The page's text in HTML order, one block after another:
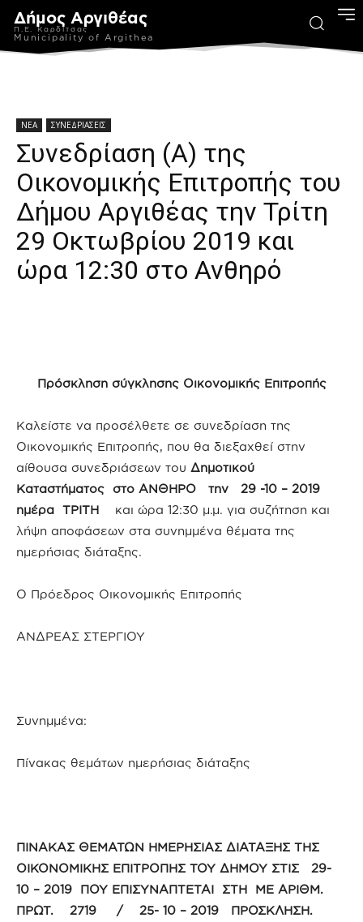
Δήμος Αργιθέας
Π.Ε. Καρδίτσας
Municipality of Argithea
ΝΕΑ ΣΥΝΕΔΡΙΑΣΕΙΣ
Συνεδρίαση (Α) της
Οικονομικής Επιτροπής του
Δήμου Αργιθέας την Τρίτη
29 Οκτωβρίου 2019 και
ώρα 12:30 στο Ανθηρό
Πρόσκληση σύγκλησης Οικονομικής Επιτροπής
Καλείστε να προσέλθετε σε συνεδρίαση της
Οικονομικής Επιτροπής, που θα διεξαχθεί στην
αίθουσα συνεδριάσεων του Δημοτικού
Καταστήματος στο ΑΝΘΗΡΟ την 29 -10 – 2019
ημέρα ΤΡΙΤΗ και ώρα 12:30 μ.μ. για συζήτηση και
λήψη αποφάσεων στα συνημμένα θέματα της
ημερήσιας διάταξης.
Ο Πρόεδρος Οικονομικής Επιτροπής
ΑΝΔΡΕΑΣ ΣΤΕΡΓΙΟΥ
Συνημμένα:
Πίνακας θεμάτων ημερήσιας διάταξης
ΠΙΝΑΚΑΣ ΘΕΜΑΤΩΝ ΗΜΕΡΗΣΙΑΣ ΔΙΑΤΑΞΗΣ ΤΗΣ
ΟΙΚΟΝΟΜΙΚΗΣ ΕΠΙΤΡΟΠΗΣ ΤΟΥ ΔΗΜΟΥ ΣΤΙΣ 29-
10 – 2019 ΠΟΥ ΕΠΙΣΥΝΑΠΤΕΤΑΙ ΣΤΗ ΜΕ ΑΡΙΘΜ.
ΠΡΩΤ. 2719 / 25- 10 – 2019 ΠΡΟΣΚΛΗΣΗ.